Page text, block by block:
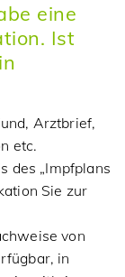
eine
Ist
Arztbrief,
etc.
des „Impfplans
Sie zur
von
in